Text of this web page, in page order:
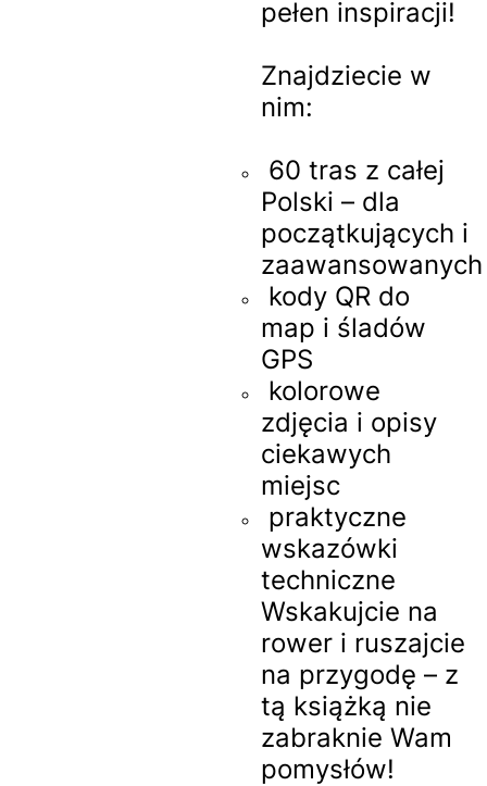
pełen inspiracji!
Znajdziecie w
nim:
60 tras z całej
Polski – dla
początkujących i
zaawansowanych
kody QR do
map i śladów
GPS
kolorowe
zdjęcia i opisy
ciekawych
miejsc
praktyczne
wskazówki
techniczne
Wskakujcie na
rower i ruszajcie
na przygodę – z
tą książką nie
zabraknie Wam
pomysłów!